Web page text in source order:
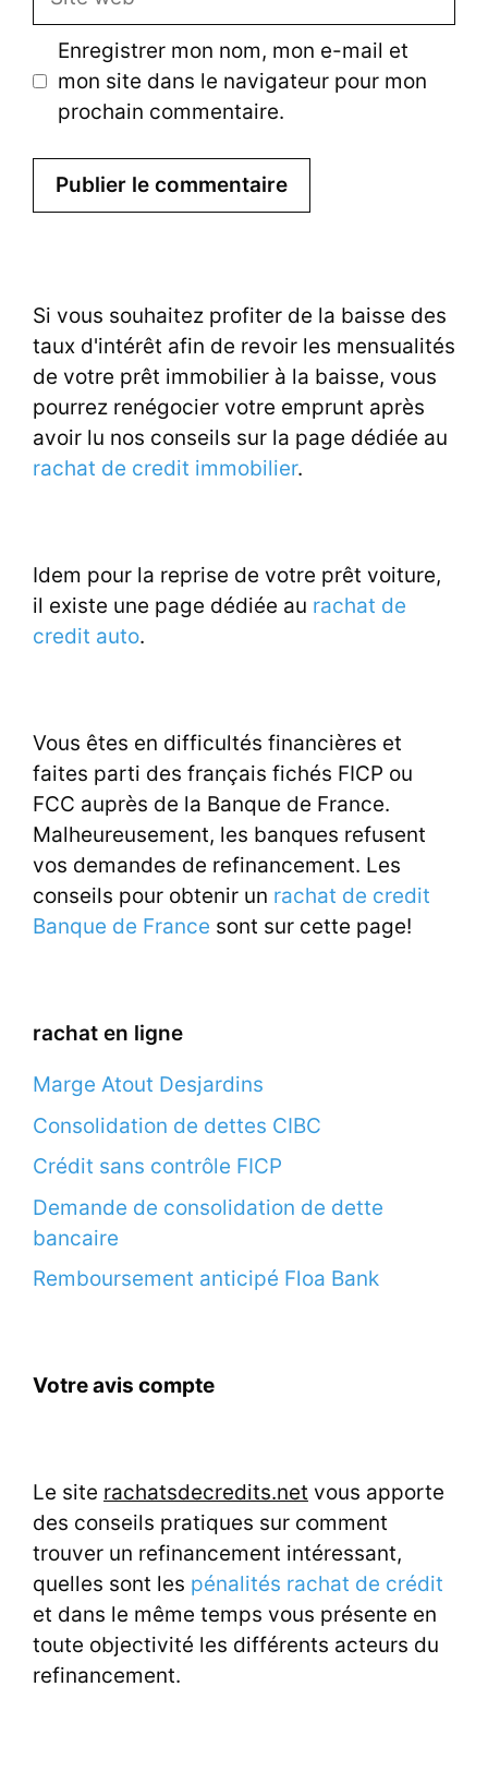
web
Enregistrer mon nom, mon e-mail et
mon site dans le navigateur pour mon
prochain commentaire.
Si vous souhaitez profiter de la baisse des
taux d'intérêt afin de revoir les mensualités
de votre prêt immobilier à la baisse, vous
pourrez renégocier votre emprunt après
avoir lu nos conseils sur la page dédiée au
rachat de credit immobilier.
Idem pour la reprise de votre prêt voiture,
il existe une page dédiée au rachat de
credit auto.
Vous êtes en difficultés financières et
faites parti des français fichés FICP ou
FCC auprès de la Banque de France.
Malheureusement, les banques refusent
vos demandes de refinancement. Les
conseils pour obtenir un rachat de credit
Banque de France sont sur cette page!
rachat en ligne
Marge Atout Desjardins
Consolidation de dettes CIBC
Crédit sans contrôle FICP
Demande de consolidation de dette
bancaire
Remboursement anticipé Floa Bank
Votre avis compte
Le site rachatsdecredits.net vous apporte
des conseils pratiques sur comment
trouver un refinancement intéressant,
quelles sont les pénalités rachat de crédit
et dans le même temps vous présente en
toute objectivité les différents acteurs du
refinancement.